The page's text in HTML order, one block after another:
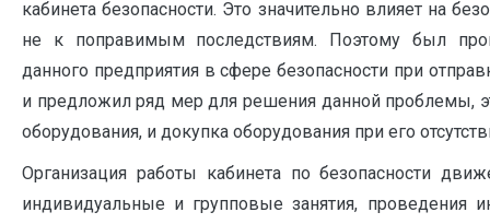
кабинета безопасности. Это значительно влияет на
не к поправимым последствиям. Поэтому был
данного предприятия в сфере безопасности при
и предложил ряд мер для решения данной проблемы,
оборудования, и докупка оборудования при его
Организация работы кабинета по безопасности
индивидуальные и групповые занятия, проведения